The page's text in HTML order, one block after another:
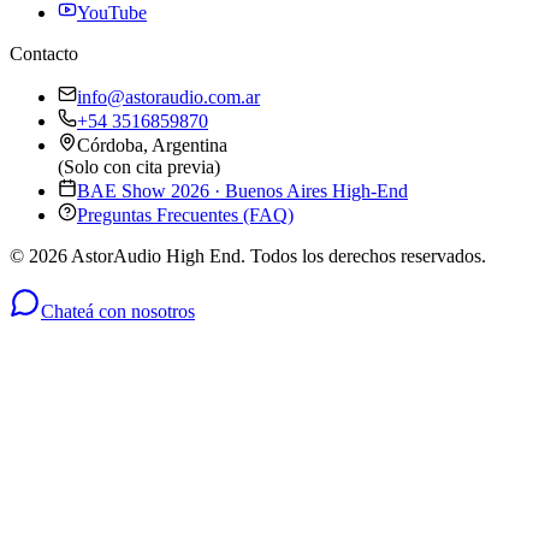
YouTube
Contacto
info@astoraudio.com.ar
+54 3516859870
Córdoba, Argentina
(Solo con cita previa)
BAE Show 2026 · Buenos Aires High-End
Preguntas Frecuentes (FAQ)
© 2026 AstorAudio High End. Todos los derechos reservados.
Chateá con nosotros